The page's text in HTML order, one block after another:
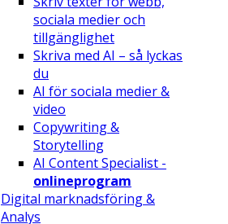
sociala medier och
tillgänglighet
Skriva med AI – så lyckas
du
AI för sociala medier &
video
Copywriting &
Storytelling
AI Content Specialist -
onlineprogram
Digital marknadsföring &
Analys